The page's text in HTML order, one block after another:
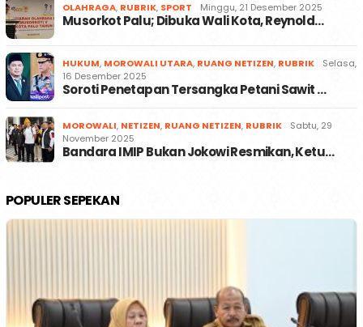
OLAHRAGA, RUBRIK, SPORT Minggu, 21 Desember 2025
Musorkot Palu; Dibuka Wali Kota, Reynold…
HUKUM, MOROWALI UTARA, RUANG NETIZEN, RUBRIK
Selasa,
16 Desember 2025
Soroti Penetapan Tersangka Petani Sawit …
MOROWALI, NETIZEN, RUANG NETIZEN, RUBRIK
Sabtu, 29
November 2025
Bandara IMIP Bukan Jokowi Resmikan, Ketu…
POPULER SEPEKAN